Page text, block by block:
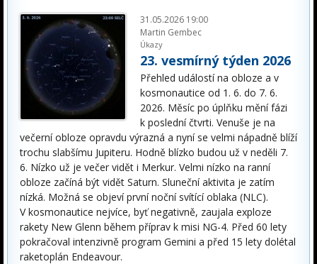
31.05.2026 19:00
Martin Gembec
Úkazy
23. vesmírný týden 2026
Přehled událostí na obloze a v
kosmonautice od 1. 6. do 7. 6.
2026. Měsíc po úplňku mění fázi
k poslední čtvrti. Venuše je na
večerní obloze opravdu výrazná a nyní se velmi nápadně blíží
trochu slabšímu Jupiteru. Hodně blízko budou už v neděli 7.
6. Nízko už je večer vidět i Merkur. Velmi nízko na ranní
obloze začíná být vidět Saturn. Sluneční aktivita je zatím
nízká. Možná se objeví první noční svítící oblaka (NLC).
V kosmonautice nejvíce, byť negativně, zaujala exploze
rakety New Glenn během příprav k misi NG-4. Před 60 lety
pokračoval intenzivně program Gemini a před 15 lety dolétal
raketoplán Endeavour.